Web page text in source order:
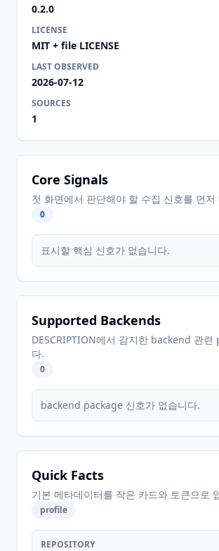
0.2.0
LICENSE
MIT + file LICENSE
LAST OBSERVED
2026-07-12
SOURCES
1
Core Signals
첫 화면에서 판단해야 할 수집 신호를 먼저
0
표시할 핵심 신호가 없습니다.
Supported Backends
DESCRIPTION에서 감지한 backend 관련
다.
0
backend package 신호가 없습니다.
Quick Facts
기본 메타데이터를 작은 카드와 토큰으로
profile
REPOSITORY